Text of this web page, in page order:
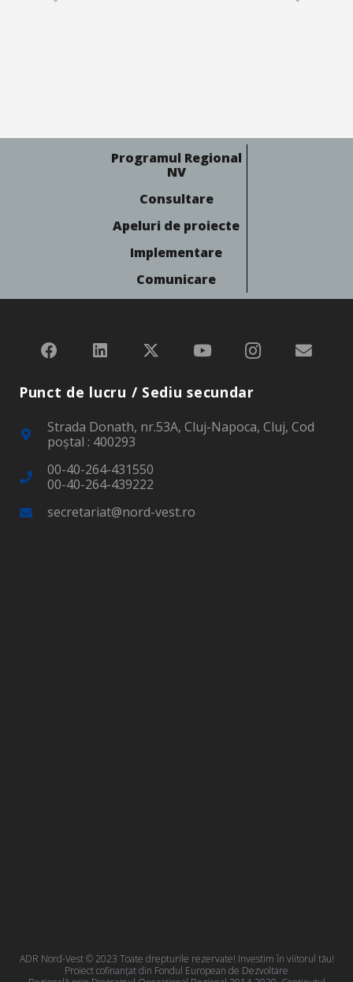
Programul Regional
NV
Consultare
Apeluri de proiecte
Implementare
Comunicare
Punct de lucru / Sediu secundar
Strada Donath, nr.53A, Cluj-Napoca, Cluj, Cod
poştal : 400293
00-40-264-431550
00-40-264-439222
secretariat@nord-vest.ro
ADR Nord-Vest © 2023 Toate drepturile rezervate! Investim în viitorul tău!
Proiect cofinanțat din Fondul European de Dezvoltare